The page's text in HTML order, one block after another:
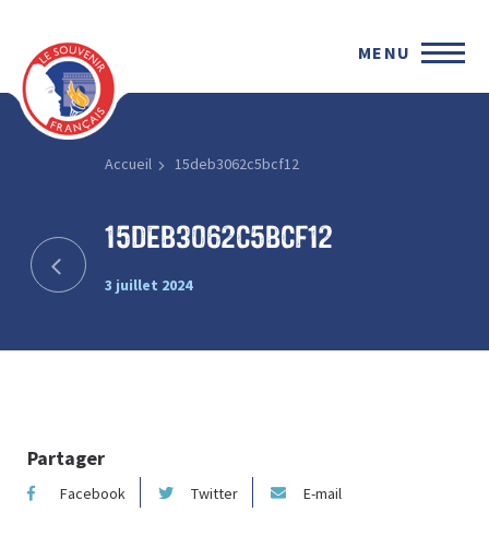
MENU
Accueil 15deb3062c5bcf12
15deb3062c5bcf12
3 juillet 2024
Partager
Facebook Twitter E-mail